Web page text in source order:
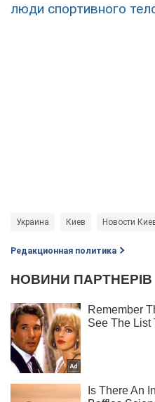
люди спортивного
Украина Киев Новости
Редакционная политика